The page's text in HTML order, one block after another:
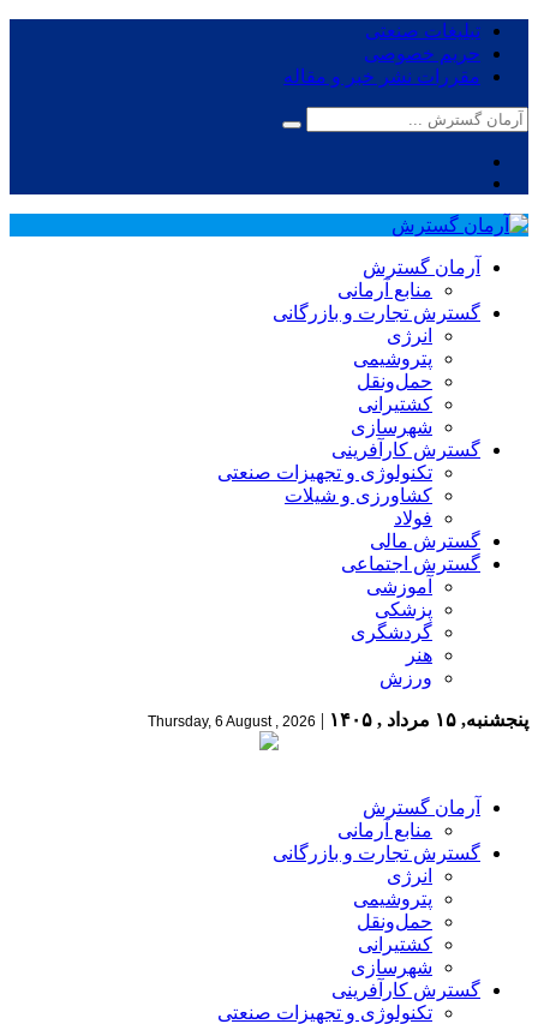
تبلیغات صنعتی
حریم خصوصی
مقررات نشر خبر و مقاله
آرمان گسترش
منابع آرمانی
گسترش تجارت و بازرگانی
انرژی
پتروشیمی
حمل‌و‌نقل
کشتیرانی
شهرسازی
گسترش کارآفرینی
تکنولوژی و تجهیزات صنعتی
کشاورزی و شیلات
فولاد
گسترش مالی
گسترش اجتماعی
آموزشی
پزشکی
گردشگری
هنر
ورزش
پنجشنبه, ۱۵ مرداد , ۱۴۰۵ |
Thursday, 6 August , 2026
آرمان گسترش
منابع آرمانی
گسترش تجارت و بازرگانی
انرژی
پتروشیمی
حمل‌و‌نقل
کشتیرانی
شهرسازی
گسترش کارآفرینی
تکنولوژی و تجهیزات صنعتی